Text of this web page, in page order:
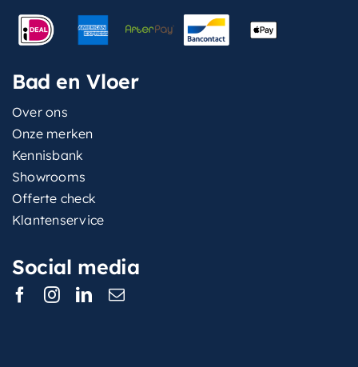
Bad en Vloer
Over ons
Onze merken
Kennisbank
Showrooms
Offerte check
Klantenservice
Social media